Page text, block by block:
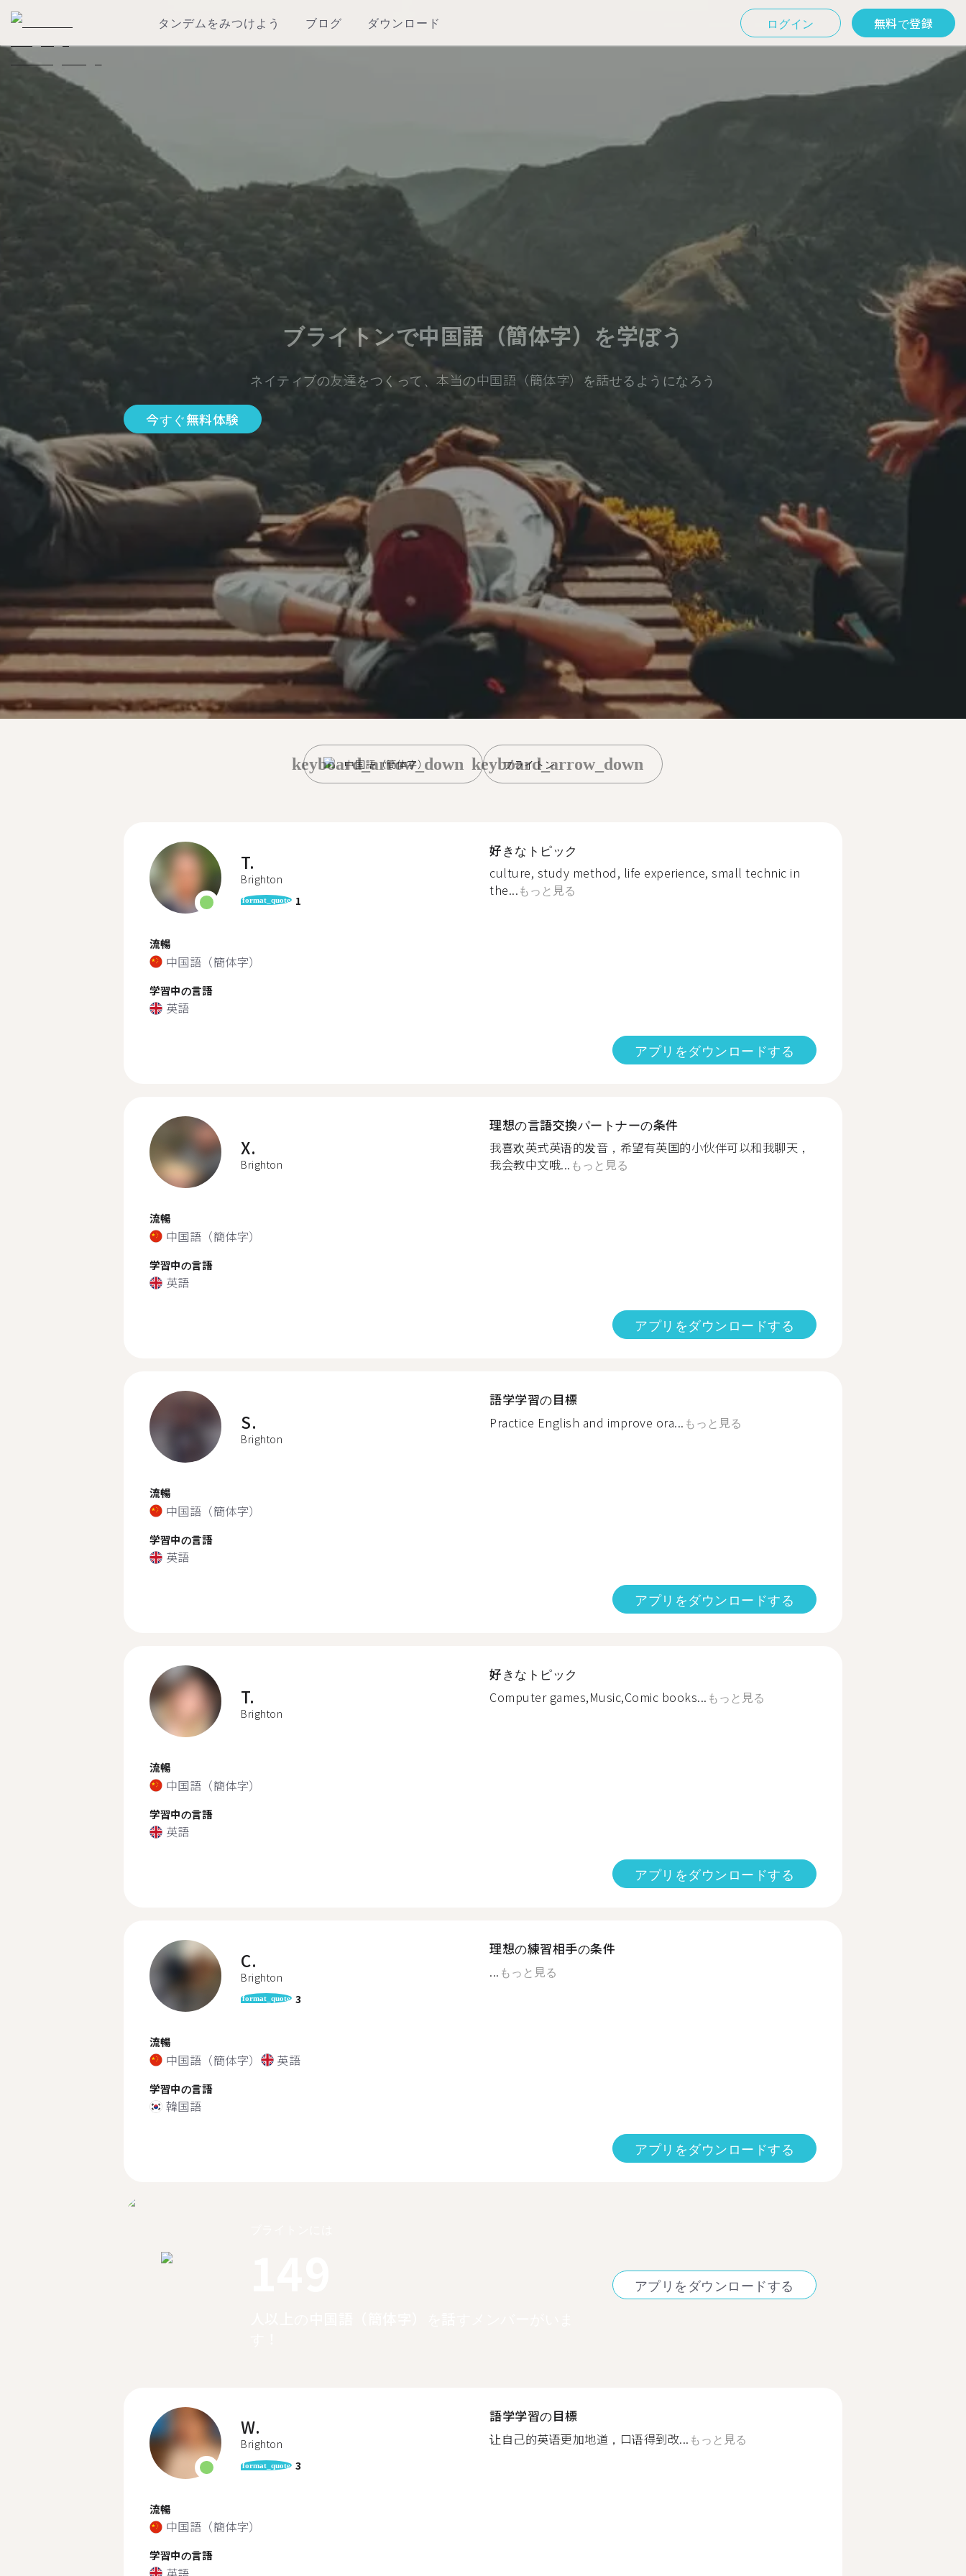
タンデムをみつけよう ブログ ダウンロード ログイン 無料で登録
ブライトンで中国語（簡体字）を学ぼう
ネイティブの友達をつくって、本当の中国語（簡体字）を話せるようになろう
今すぐ無料体験
中国語（簡体字）
keyboard_arrow_down ブライトン
keyboard_arrow_down
T.
Brighton
format_quote 1
流暢
中国語（簡体字）
学習中の言語
英語
好きなトピック
culture, study method, life experience, small technic in
the...もっと見る
アプリをダウンロードする
X.
Brighton
流暢
中国語（簡体字）
学習中の言語
英語
理想の言語交換パートナーの条件
我喜欢英式英语的发音，希望有英国的小伙伴可以和我聊天，
我会教中文哦... もっと見る
アプリをダウンロードする
S.
Brighton
流暢
中国語（簡体字）
学習中の言語
英語
語学学習の目標
Practice English and improve ora... もっと見る
アプリをダウンロードする
T.
Brighton
流暢
中国語（簡体字）
学習中の言語
英語
好きなトピック
Computer games,Music,Comic books... もっと見る
アプリをダウンロードする
C.
Brighton
format_quote 3
流暢
中国語（簡体字） 英語
学習中の言語
韓国語
理想の練習相手の条件
... もっと見る
アプリをダウンロードする
アプリをダウンロードする
W.
Brighton
format_quote 3
流暢
中国語（簡体字）
学習中の言語
語学学習の目標
让自己的英语更加地道，口语得到改... もっと見る